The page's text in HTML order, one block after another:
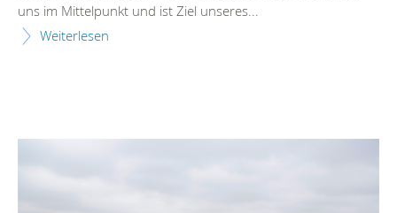
uns im Mittelpunkt und ist Ziel unseres...
Weiterlesen